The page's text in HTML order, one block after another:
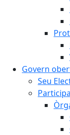
Govern
Seu